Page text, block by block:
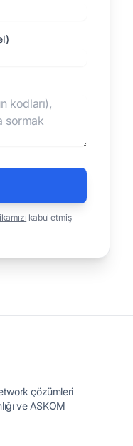
kabul etmiş
çözümleri
ve ASKOM